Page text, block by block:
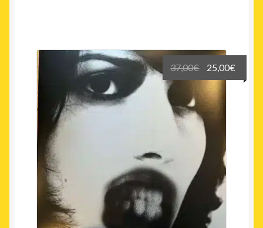
37,00€
Le
prix
initial
était :
37,00€.
25,00€
prix